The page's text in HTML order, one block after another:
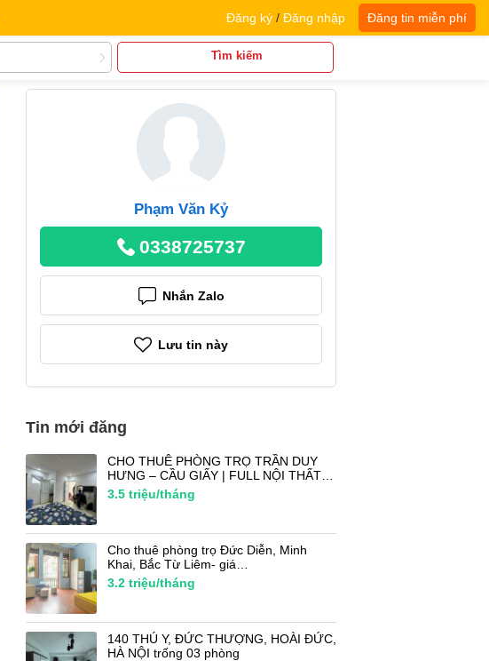
Đăng ký / Đăng nhập Đăng tin miễn phí
Tìm kiếm
Phạm Văn Kỷ
0338725737
Nhắn Zalo
Lưu tin này
Tin mới đăng
CHO THUÊ PHÒNG TRỌ TRẦN DUY
HƯNG – CẦU GIẤY | FULL NỘI THẤT…
3.5 triệu/tháng
Cho thuê phòng trọ Đức Diễn, Minh
Khai, Bắc Từ Liêm- giá…
3.2 triệu/tháng
140 THÚ Y, ĐỨC THƯỢNG, HOÀI ĐỨC,
HÀ NỘI trống 03 phòng